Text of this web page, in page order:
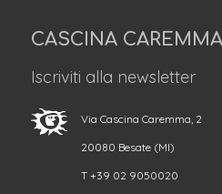
CASCINA CAREMMA
Iscriviti alla newsletter
Via Cascina Caremma, 2
20080 Besate (MI)
T +39 02 9050020